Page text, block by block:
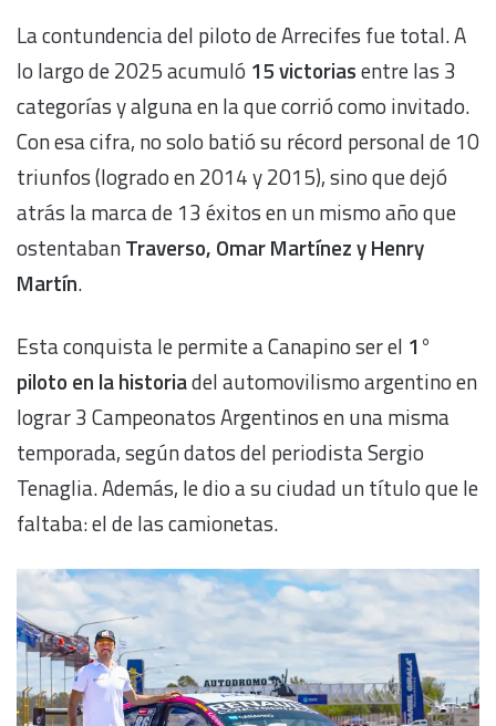
La contundencia del piloto de Arrecifes fue total. A
lo largo de 2025 acumuló 15 victoriasentre las 3
categorías y alguna en la que corrió como invitado.
Con esa cifra, no solo batió su récord personal de 10
triunfos (logrado en 2014 y 2015), sino que dejó
atrás la marca de 13 éxitos en un mismo año que
ostentabanTraverso, Omar Martínez y Henry
Martín.
Esta conquista le permite a Canapino ser el 1°
piloto en la historiadel automovilismo argentino en
lograr 3 Campeonatos Argentinos en una misma
temporada, según datos del periodista Sergio
Tenaglia. Además, le dio a su ciudad un título que le
faltaba: el de las camionetas.